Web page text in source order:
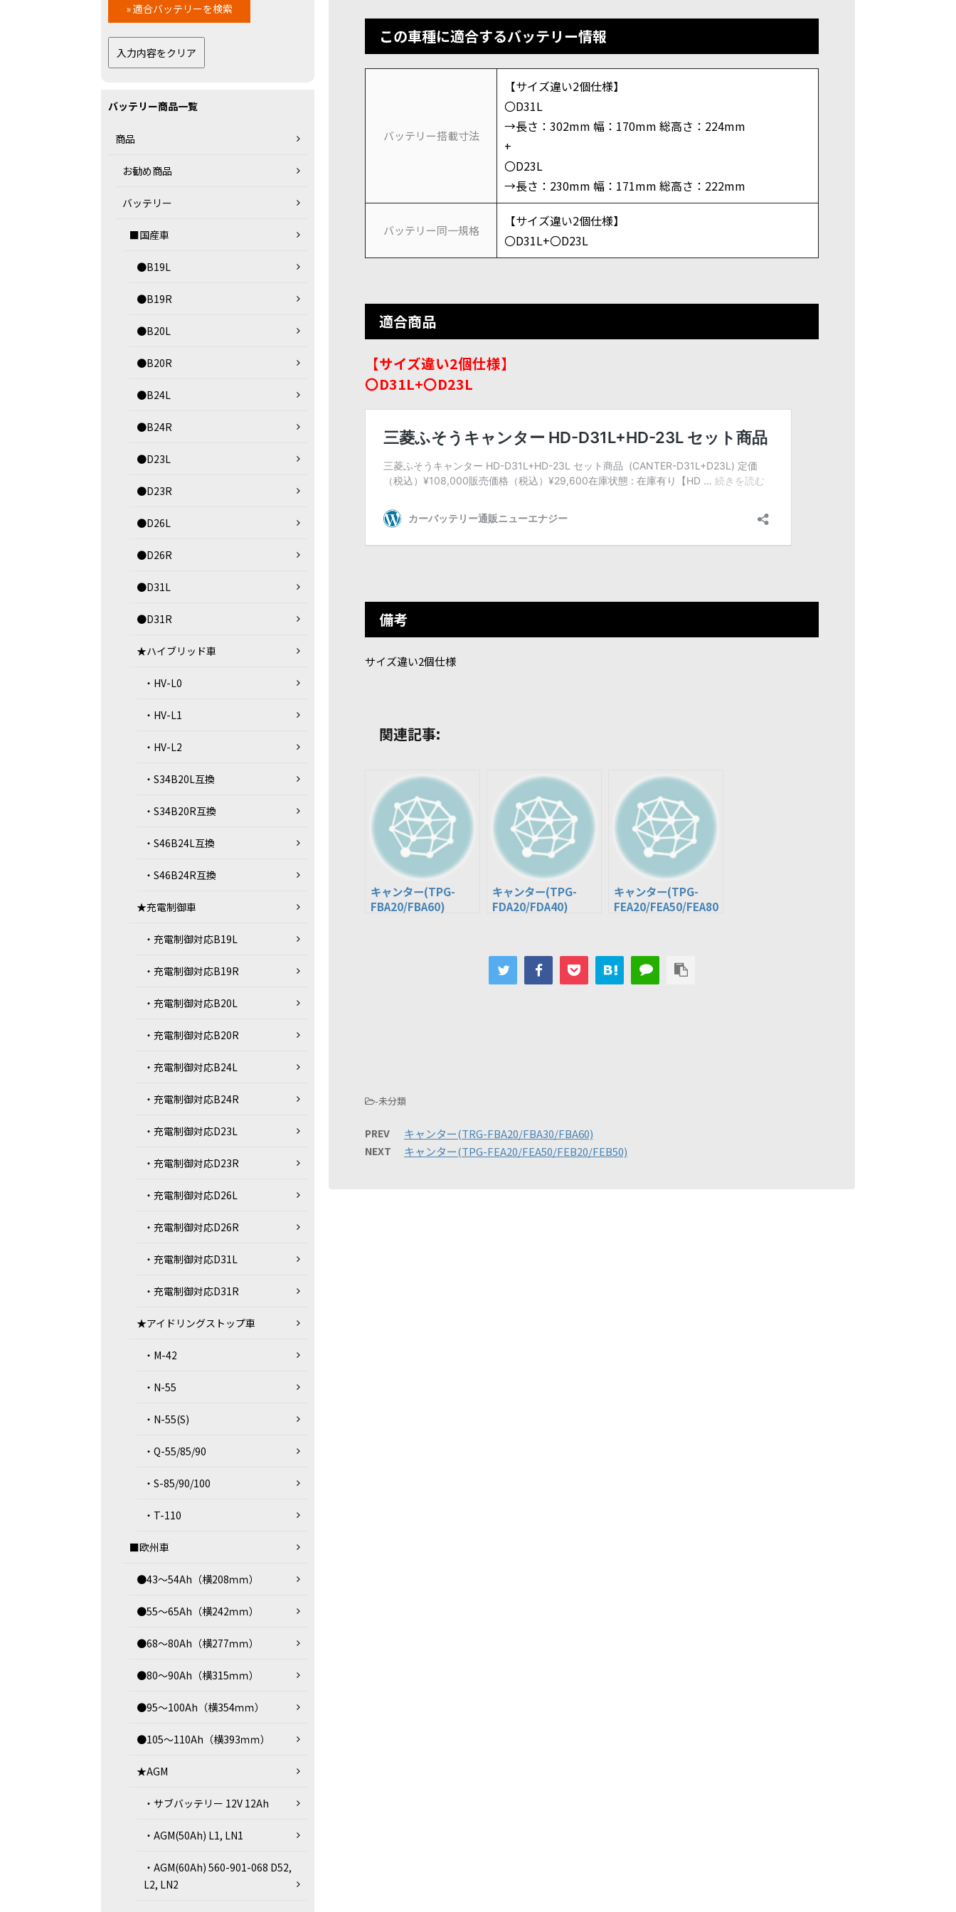
この車種に適合するバッテリー情報
バッテリー搭載寸法
【サイズ違い2個仕様】
〇D31L
→長さ：302mm 幅：170mm 総高さ：224mm
+
〇D23L
→長さ：230mm 幅：171mm 総高さ：222mm
バッテリー同一規格
【サイズ違い2個仕様】
〇D31L+〇D23L
適合商品
【サイズ違い2個仕様】
〇D31L+〇D23L
備考
サイズ違い2個仕様
関連記事:
キャンター(TPG-
FBA20/FBA60)
キャンター(TPG-
FDA20/FDA40)
キャンター(TPG-
FEA20/FEA50/FEA80
-未分類
PREV キャンター(TRG-FBA20/FBA30/FBA60)
NEXT キャンター(TPG-FEA20/FEA50/FEB20/FEB50)
バッテリー商品一覧
商品
お勧め商品
バッテリー
■国産車
●B19L
●B19R
●B20L
●B20R
●B24L
●B24R
●D23L
●D23R
●D26L
●D26R
●D31L
●D31R
★ハイブリッド車
・HV-L0
・HV-L1
・HV-L2
・S34B20L互換
・S34B20R互換
・S46B24L互換
・S46B24R互換
★充電制御車
・充電制御対応B19L
・充電制御対応B19R
・充電制御対応B20L
・充電制御対応B20R
・充電制御対応B24L
・充電制御対応B24R
・充電制御対応D23L
・充電制御対応D23R
・充電制御対応D26L
・充電制御対応D26R
・充電制御対応D31L
・充電制御対応D31R
★アイドリングストップ車
・M-42
・N-55
・N-55(S)
・Q-55/85/90
・S-85/90/100
・T-110
■欧州車
●43～54Ah（横208ｍｍ）
●55～65Ah（横242ｍｍ）
●68～80Ah（横277ｍｍ）
●80～90Ah（横315ｍｍ）
●95～100Ah（横354ｍｍ）
●105～110Ah（横393ｍｍ）
★AGM
・サブバッテリー 12V 12Ah
・AGM(50Ah) L1, LN1
・AGM(60Ah) 560-901-068 D52,
L2, LN2